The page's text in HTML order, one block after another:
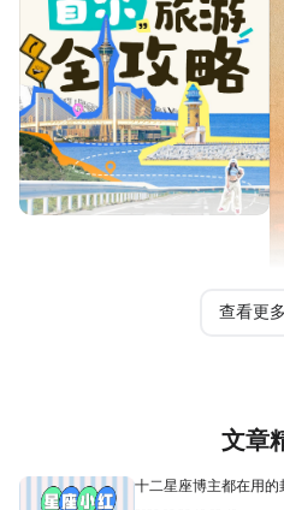
查看更
文章
十二星座博主都在用